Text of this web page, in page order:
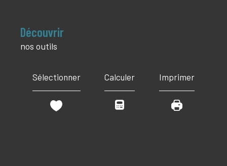
découvrir
nos outils
Sélectionner Calculer Imprimer